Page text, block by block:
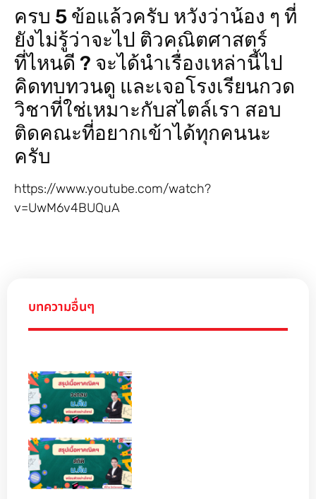
ครบ 5 ข้อแล้วครับ หวังว่าน้อง ๆ ที่
ยังไม่รู้ว่าจะไป ติวคณิตศาสตร์
ที่ไหนดี ? จะได้นำเรื่องเหล่านี้ไป
คิดทบทวนดู และเจอโรงเรียนกวด
วิชาที่ใช่เหมาะกับสไตล์เรา สอบ
ติดคณะที่อยากเข้าได้ทุกคนนะ
ครับ
https://www.youtube.com/watch?
v=UwM6v4BUQuA
บทความอื่นๆ